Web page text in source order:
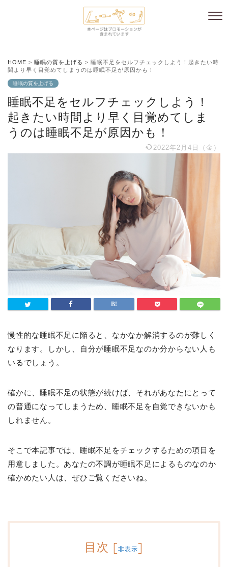
HOME > 睡眠の質を上げる > 睡眠不足をセルフチェックしよう！起きたい時
間より早く目覚めてしまうのは睡眠不足が原因かも！
睡眠の質を上げる
睡眠不足をセルフチェックしよう！
起きたい時間より早く目覚めてしま
うのは睡眠不足が原因かも！
2022年2月4日（金）
慢性的な睡眠不足に陥ると、なかなか解消するのが難しく
なります。しかし、自分が睡眠不足なのか分からない人も
いるでしょう。
確かに、睡眠不足の状態が続けば、それがあなたにとって
の普通になってしまうため、睡眠不足を自覚できないかも
しれません。
そこで本記事では、睡眠不足をチェックするための項目を
用意しました。あなたの不調が睡眠不足によるものなのか
確かめたい人は、ぜひご覧くださいね。
目次 [非表示]